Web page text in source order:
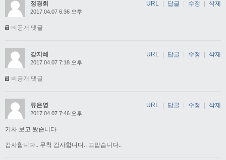
정경희
2017.04.07 6:36 오후
비공개 댓글
URL 답글 수정 삭제
강지혜
2017.04.07 7:18 오후
비공개 댓글
URL 답글 수정 삭제
류은영
2017.04.07 7:46 오후
기사 보고 왔습니다
감사합니다.. 무척 감사합니디.. 고맙습니다..
URL 답글 수정 삭제